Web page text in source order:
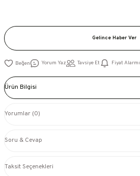
Gelince Haber Ver
Yorum Yaz Tavsiye Et Fiyat Alarmı
Ürün Bilgisi
Yorumlar (0)
Soru & Cevap
Taksit Seçenekleri